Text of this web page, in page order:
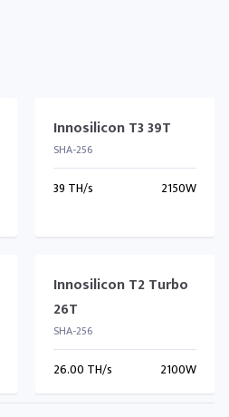
Innosilicon T3 39T
SHA-256
39 TH/s 2150W
Innosilicon T2 Turbo
26T
SHA-256
26.00 TH/s 2100W